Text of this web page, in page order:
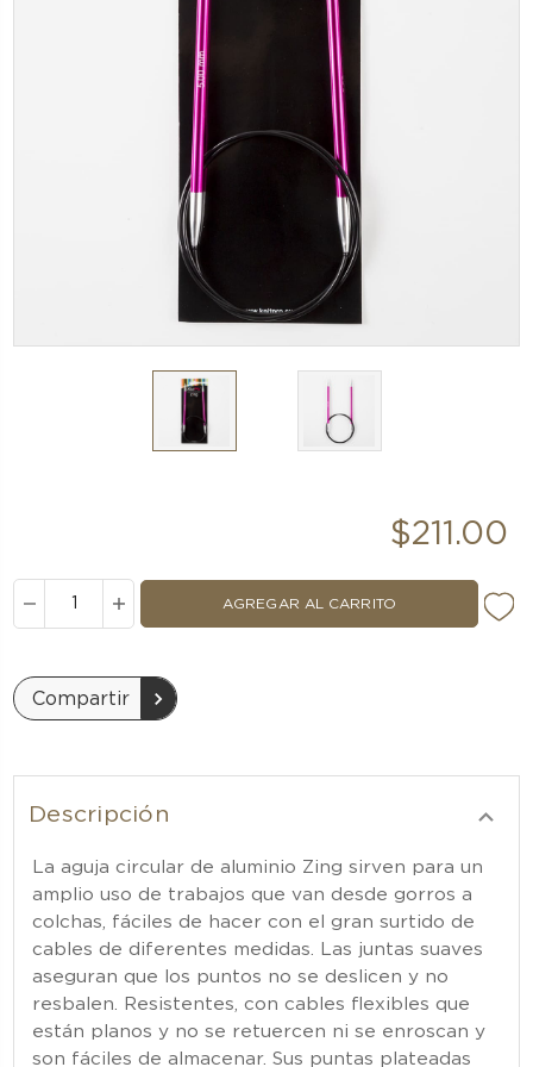
$211.00
AUMENTAR
LA
DISMINUIR
LA
Compartir
Descripción
La aguja circular de aluminio Zing sirven para un
amplio uso de trabajos que van desde gorros a
colchas, fáciles de hacer con el gran surtido de
cables de diferentes medidas. Las juntas suaves
aseguran que los puntos no se deslicen y no
resbalen. Resistentes, con cables flexibles que
están planos y no se retuercen ni se enroscan y
son fáciles de almacenar. Sus puntas plateadas